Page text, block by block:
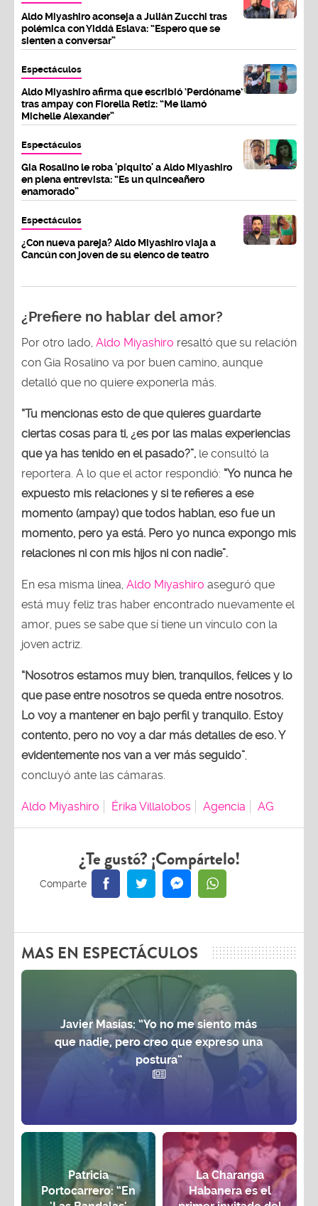
Aldo Miyashiro aconseja a Julián Zucchi tras
polémica con Yiddá Eslava: “Espero que se
sienten a conversar”
Espectáculos
Aldo Miyashiro afirma que escribió ‘Perdóname’
tras ampay con Fiorella Retiz: “Me llamó
Michelle Alexander”
Espectáculos
Gia Rosalino le roba 'piquito' a Aldo Miyashiro
en plena entrevista: “Es un quinceañero
enamorado”
Espectáculos
¿Con nueva pareja? Aldo Miyashiro viaja a
Cancún con joven de su elenco de teatro
¿Prefiere no hablar del amor?
Por otro lado, Aldo Miyashiro resaltó que su relación
con Gia Rosalino va por buen camino, aunque
detalló que no quiere exponerla más.
“Tu mencionas esto de que quieres guardarte
ciertas cosas para ti, ¿es por las malas experiencias
que ya has tenido en el pasado?”, le consultó la
reportera. A lo que el actor respondió: “Yo nunca he
expuesto mis relaciones y si te refieres a ese
momento (ampay) que todos hablan, eso fue un
momento, pero ya está. Pero yo nunca expongo mis
relaciones ni con mis hijos ni con nadie”.
En esa misma línea, Aldo Miyashiro aseguró que
está muy feliz tras haber encontrado nuevamente el
amor, pues se sabe que sí tiene un vínculo con la
joven actriz.
“Nosotros estamos muy bien, tranquilos, felices y lo
que pase entre nosotros se queda entre nosotros.
Lo voy a mantener en bajo perfil y tranquilo. Estoy
contento, pero no voy a dar más detalles de eso. Y
evidentemente nos van a ver más seguido”
concluyó ante las cámaras.
Aldo Miyashiro Érika Villalobos Agencia AG
¿Te gustó? ¡Compártelo!
MAS EN ESPECTÁCULOS
Javier Masías: “Yo no me siento más
que nadie, pero creo que expreso una
postura”
Patricia
Portocarrero: “En
La Charanga
Habanera es el